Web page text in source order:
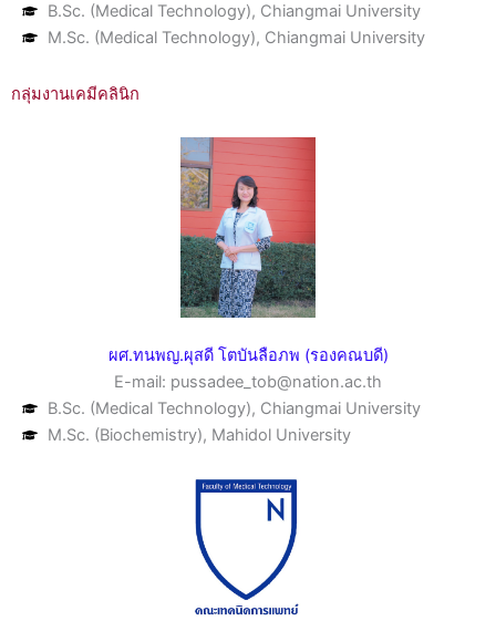
B.Sc. (Medical Technology), Chiangmai University
M.Sc. (Medical Technology), Chiangmai University
กลุ่มงานเคมีคลินิก
ผศ.ทนพญ.ผุสดี โตบันลือภพ (รองคณบดี)
E-mail: pussadee_tob@nation.ac.th
B.Sc. (Medical Technology), Chiangmai University
M.Sc. (Biochemistry), Mahidol University